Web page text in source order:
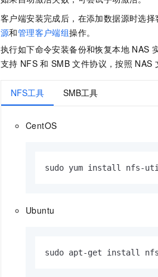
客户端安装完成后，在添加数据源时选
源和管理客户端组操作。
执行如下命令安装备份和恢复本地 NAS
支持 NFS 和 SMB 文件协议，按照 NAS
NFS工具 SMB工具
CentOS
sudo yum install nfs-
Ubuntu
sudo apt-get install nfs-